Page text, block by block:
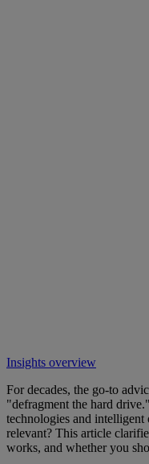
Insights overview
For decades, the go-to
"defragment the hard
technologies and intelligent
relevant? This article
works, and whether you